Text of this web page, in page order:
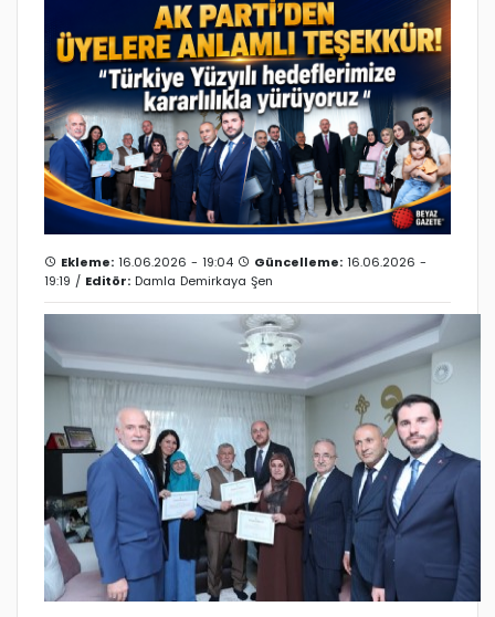
Ekleme: 16.06.2026 - 19:04 Güncelleme: 16.06.2026 -
19:19 / Editör: Damla Demirkaya Şen